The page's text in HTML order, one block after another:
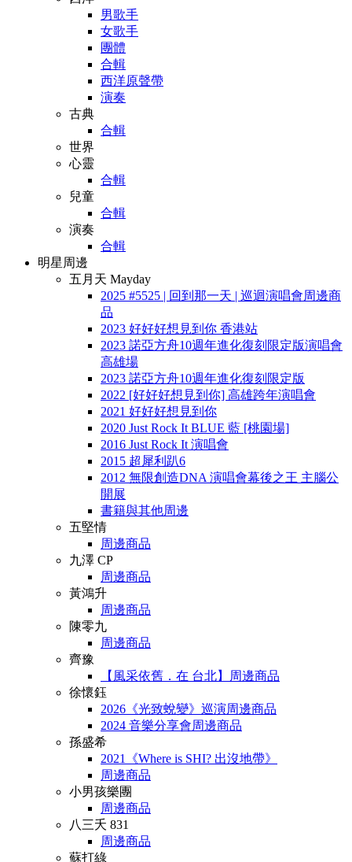
男歌手
女歌手
團體
合輯
西洋原聲帶
演奏
古典
合輯
世界
心靈
合輯
兒童
合輯
演奏
合輯
明星周邊
五月天 Mayday
2025 #5525 | 回到那一天 | 巡迴演唱會周邊商
品
2023 好好好想見到你 香港站
2023 諾亞方舟10週年進化復刻限定版演唱會
高雄場
2023 諾亞方舟10週年進化復刻限定版
2022 [好好好想見到你] 高雄跨年演唱會
2021 好好好想見到你
2020 Just Rock It BLUE 藍 [桃園場]
2016 Just Rock It 演唱會
2015 超犀利趴6
2012 無限創造DNA 演唱會幕後之王 主腦公
開展
書籍與其他周邊
五堅情
周邊商品
九澤 CP
周邊商品
黃鴻升
周邊商品
陳零九
周邊商品
齊豫
【風采依舊．在 台北】周邊商品
徐懷鈺
2026《光致蛻變》巡演周邊商品
2024 音樂分享會周邊商品
孫盛希
2021《Where is SHI? 出沒地帶》
周邊商品
小男孩樂團
周邊商品
八三夭 831
周邊商品
蘇打綠